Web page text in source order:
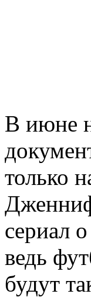
В июне
только
сериал
ведь
будут